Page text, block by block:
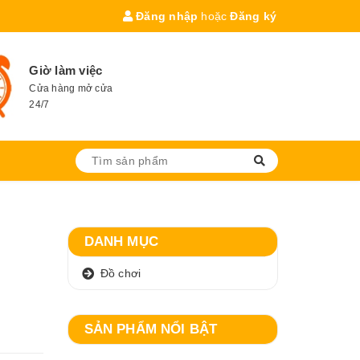
Đăng nhập hoặc Đăng ký
Giờ làm việc
Cửa hàng mở cửa
24/7
DANH MỤC
Đồ chơi
SẢN PHẨM NỔI BẬT